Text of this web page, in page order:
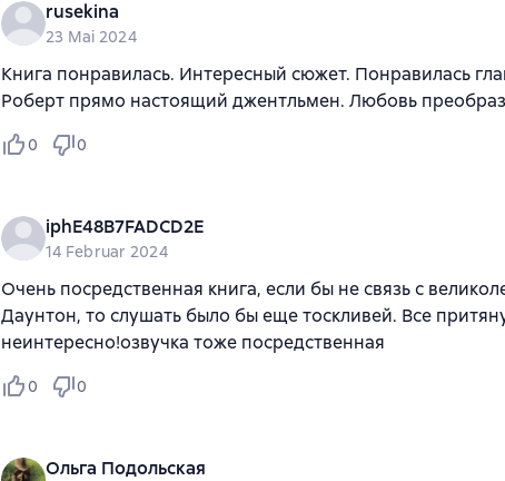
rusekina
23 Mai 2024
Книга понравилась. Интересный сюжет. Понравилась
Роберт прямо настоящий джентльмен. Любовь
0 0
iphE48B7FADCD2E
14 Februar 2024
Очень посредственная книга, если бы не связь с
Даунтон, то слушать было бы еще тоскливей. Все
неинтересно!озвучка тоже посредственная
0 0
Ольга Подольская